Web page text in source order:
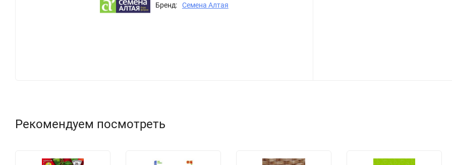
Бренд: Семена Алтая
Рекомендуем посмотреть